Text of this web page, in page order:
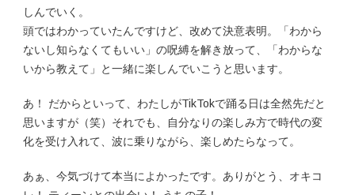
しんでいく。
頭ではわかっていたんですけど、改めて決意表明。「わから
ないし知らなくてもいい」の呪縛を解き放って、「わからな
いから教えて」と一緒に楽しんでいこうと思います。
あ！ だからといって、わたしがTikTokで踊る日は全然先だと
思いますが（笑）それでも、自分なりの楽しみ方で時代の変
化を受け入れて、波に乗りながら、楽しめたらなって。
あぁ、今気づけて本当によかったです。ありがとう、オキコ